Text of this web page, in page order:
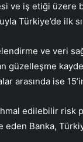
ve iş etiği üzere
Türkiye’de ilk
ve veri
güzelleşme
arasında ise
edilebilir risk
Banka,